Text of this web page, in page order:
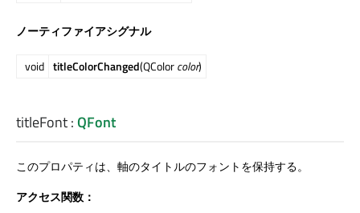
ノーティファイアシグナル
void titleColorChanged(QColorcolor)
titleFont:QFont
このプロパティは、軸のタイトルのフォントを保持する。
アクセス関数：